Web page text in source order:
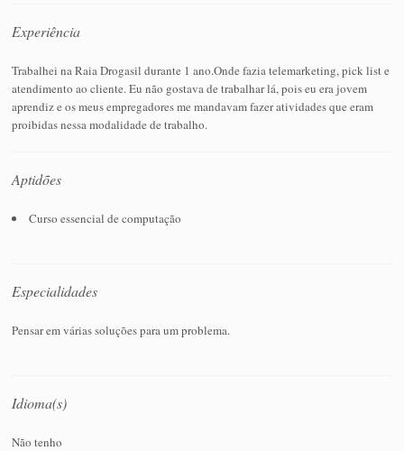
Experiência
Trabalhei na Raia Drogasil durante 1 ano.Onde fazia telemarketing, pick list e
atendimento ao cliente. Eu não gostava de trabalhar lá, pois eu era jovem
aprendiz e os meus empregadores me mandavam fazer atividades que eram
proibidas nessa modalidade de trabalho.
Aptidões
Curso essencial de computação
Especialidades
Pensar em várias soluções para um problema.
Idioma(s)
Não tenho